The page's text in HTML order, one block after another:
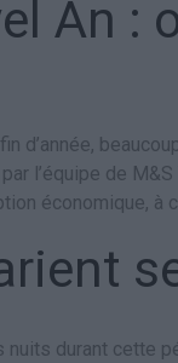
An :
d’année,
l’équipe de
économique, à
nuits durant cette